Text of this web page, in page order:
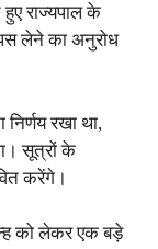
राज्यपाल के
लेने का अनुरोध
रखा था,
सूत्रों के
करेंगे।
को लेकर एक बड़े